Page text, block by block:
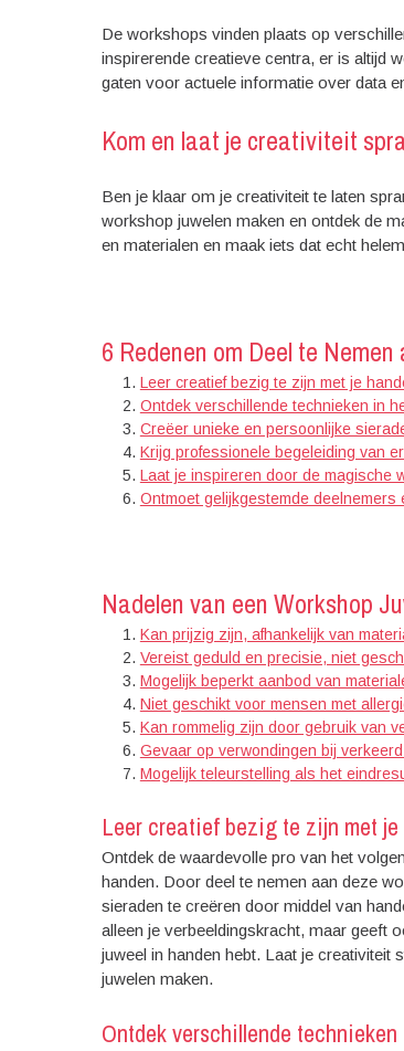
De workshops vinden plaats op
inspirerende creatieve centra, er is altijd
gaten voor actuele informatie over data
Kom en laat je creativiteit
Ben je klaar om je creativiteit te laten
workshop juwelen maken en ontdek de
en materialen en maak iets dat echt
6 Redenen om Deel te
Leer creatief bezig te zijn met je
Ontdek verschillende technieken in
Creëer unieke en persoonlijke
Krijg professionele begeleiding van
Laat je inspireren door de magische
Ontmoet gelijkgestemde
Nadelen van een Workshop
Kan prijzig zijn, afhankelijk van
Vereist geduld en precisie, niet
Mogelijk beperkt aanbod van
Niet geschikt voor mensen met
Kan rommelig zijn door gebruik van
Gevaar op verwondingen bij
Mogelijk teleurstelling als het
Leer creatief bezig te zijn met je
Ontdek de waardevolle pro van het
handen. Door deel te nemen aan deze
sieraden te creëren door middel van
alleen je verbeeldingskracht, maar geeft
juweel in handen hebt. Laat je creativiteit
juwelen maken.
Ontdek verschillende